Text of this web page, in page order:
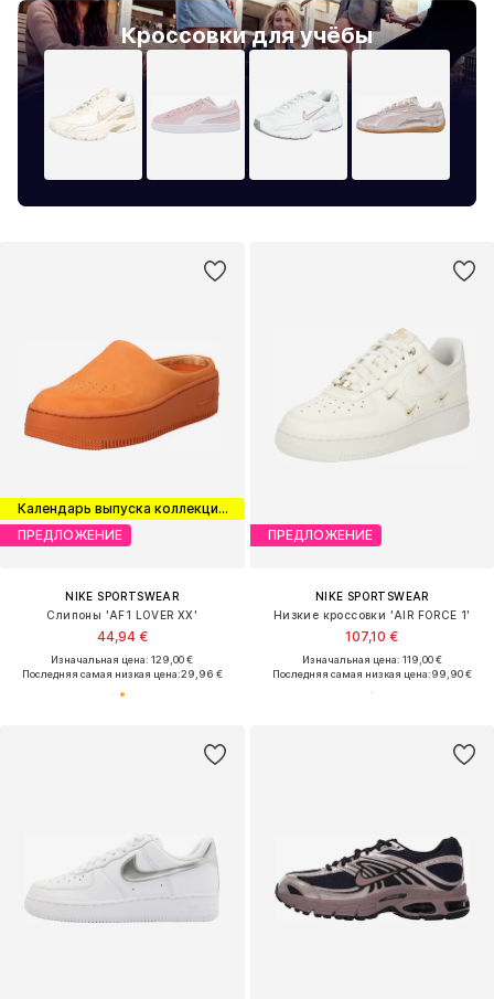
Кроссовки для учёбы
Календарь выпуска коллекций кроссовок
ПРЕДЛОЖЕНИЕ
NIKE SPORTSWEAR
Слипоны 'AF1 LOVER XX'
44,94 €
Изначальная цена: 129,00 €
Последняя самая низкая цена:29,96 €
ПРЕДЛОЖЕНИЕ
NIKE SPORTSWEAR
Низкие кроссовки 'AIR FORCE 1'
107,10 €
Изначальная цена: 119,00 €
Последняя самая низкая цена:99,90 €